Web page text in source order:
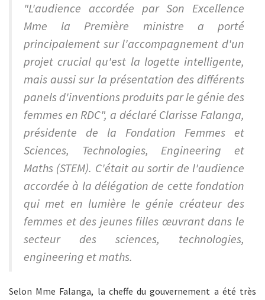
"L'audience accordée par Son Excellence
Mme la Première ministre a porté
principalement sur l'accompagnement d'un
projet crucial qu'est la logette intelligente,
mais aussi sur la présentation des différents
panels d'inventions produits par le génie des
femmes en RDC", a déclaré Clarisse Falanga,
présidente de la Fondation Femmes et
Sciences, Technologies, Engineering et
Maths (STEM). C'était au sortir de l'audience
accordée à la délégation de cette fondation
qui met en lumière le génie créateur des
femmes et des jeunes filles œuvrant dans le
secteur des sciences, technologies,
engineering et maths.
Selon Mme Falanga, la cheffe du gouvernement a été très